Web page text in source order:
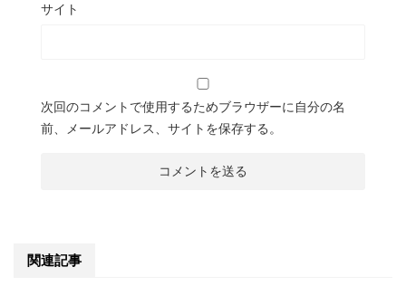
サイト
次回のコメントで使用するためブラウザーに自分の名
前、メールアドレス、サイトを保存する。
関連記事